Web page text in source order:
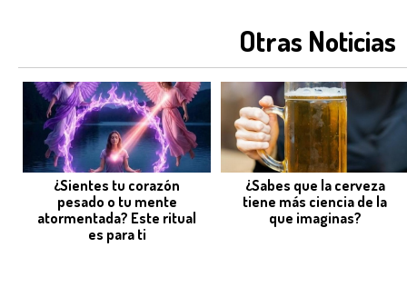
Otras Noticias
¿Sientes tu corazón
pesado o tu mente
atormentada? Este ritual
es para ti
¿Sabes que la cerveza
tiene más ciencia de la
que imaginas?